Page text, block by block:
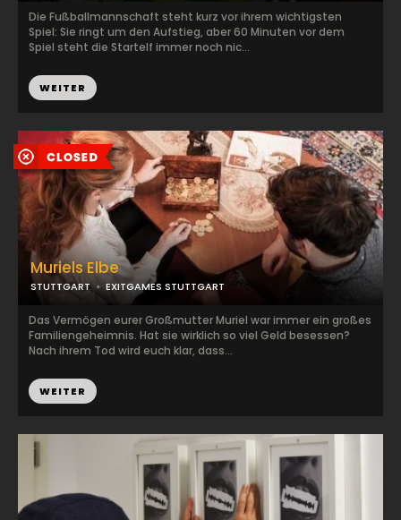
Die Fußballmannschaft steht kurz vor ihrem wichtigsten
Spiel: Sie ringt um den Aufstieg, aber 60 Minuten vor dem
Spiel steht die Startelf immer noch nic...
WEITER
Muriels Elbe
STUTTGART EXITGAMES STUTTGART
Das Vermögen eurer Großmutter Muriel war immer ein großes
Familiengeheimnis. Hat sie wirklich so viel Geld besessen?
Nach ihrem Tod wird euch klar, dass...
WEITER